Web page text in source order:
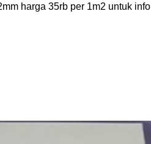
harga 35rb per 1m2 untuk info